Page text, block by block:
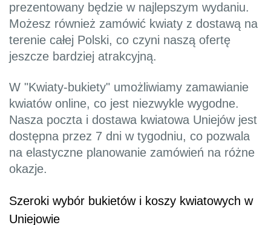
prezentowany będzie w najlepszym wydaniu.
Możesz również zamówić kwiaty z dostawą na
terenie całej Polski, co czyni naszą ofertę
jeszcze bardziej atrakcyjną.
W "Kwiaty-bukiety" umożliwiamy zamawianie
kwiatów online, co jest niezwykle wygodne.
Nasza poczta i dostawa kwiatowa Uniejów jest
dostępna przez 7 dni w tygodniu, co pozwala
na elastyczne planowanie zamówień na różne
okazje.
Szeroki wybór bukietów i koszy kwiatowych w
Uniejowie